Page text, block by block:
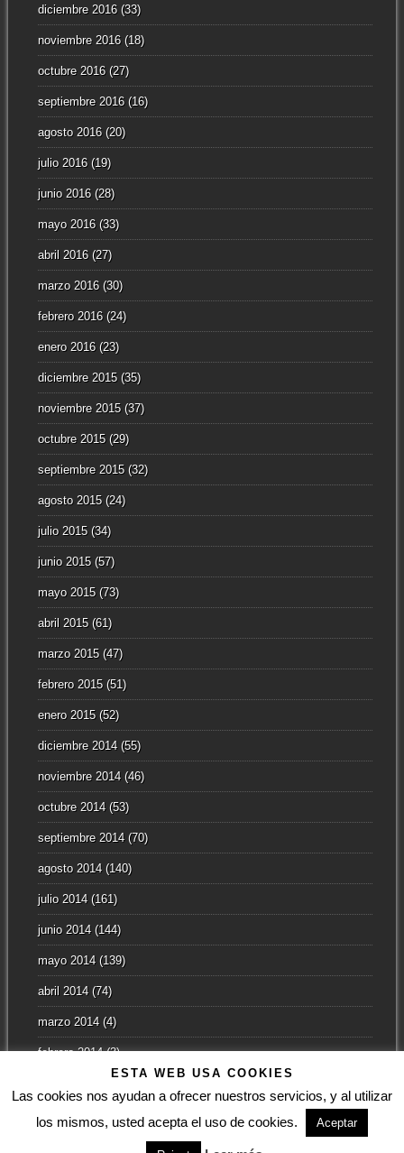
diciembre 2016(33)
noviembre 2016(18)
octubre 2016(27)
septiembre 2016(16)
agosto 2016(20)
julio 2016(19)
junio 2016(28)
mayo 2016(33)
abril 2016(27)
marzo 2016(30)
febrero 2016(24)
enero 2016(23)
diciembre 2015(35)
noviembre 2015(37)
octubre 2015(29)
septiembre 2015(32)
agosto 2015(24)
julio 2015(34)
junio 2015(57)
mayo 2015(73)
abril 2015(61)
marzo 2015(47)
febrero 2015(51)
enero 2015(52)
diciembre 2014(55)
noviembre 2014(46)
octubre 2014(53)
septiembre 2014(70)
agosto 2014(140)
julio 2014(161)
junio 2014(144)
mayo 2014(139)
abril 2014(74)
marzo 2014(4)
febrero 2014(3)
ESTA WEB USA COOKIES
Las cookies nos ayudan a ofrecer nuestros servicios, y al utilizar
los mismos, usted acepta el uso de cookies.
Aceptar